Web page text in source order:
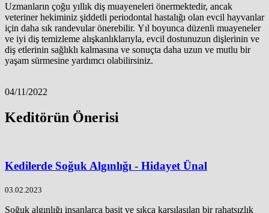
Uzmanların çoğu yıllık diş muayeneleri önermektedir, ancak
veteriner hekiminiz şiddetli periodontal hastalığı olan evcil hayvanlar
için daha sık randevular önerebilir. Yıl boyunca düzenli muayeneler
ve iyi diş temizleme alışkanlıklarıyla, evcil dostunuzun dişlerinin ve
diş etlerinin sağlıklı kalmasına ve sonuçta daha uzun ve mutlu bir
yaşam sürmesine yardımcı olabilirsiniz.
04/11/2022
Keditörün Önerisi
Kedilerde Soğuk Algınlığı - Hidayet Ünal
03.02.2023
Soğuk algınlığı insanlarca basit ve sıkça karşılaşılan bir rahatsızlık